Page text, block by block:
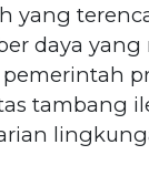
yang
daya yang
pemerintah
tambang